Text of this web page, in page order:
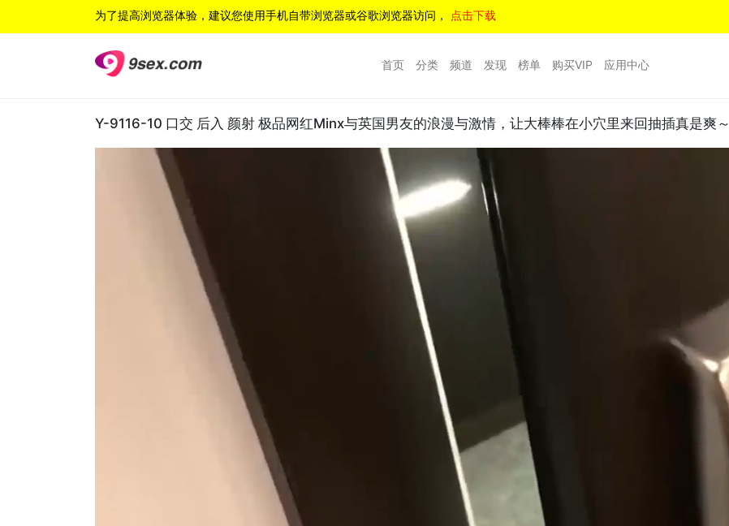
为了提高浏览器体验，建议您使用手机自带浏览器或谷歌浏览器访问， 点击下载
首页 分类 频道 发现 榜单 购买VIP 应用中心
Y-9116-10 口交 后入 颜射 极品网红Minx与英国男友的浪漫与激情，让大棒棒在小穴里来回抽插真是爽～